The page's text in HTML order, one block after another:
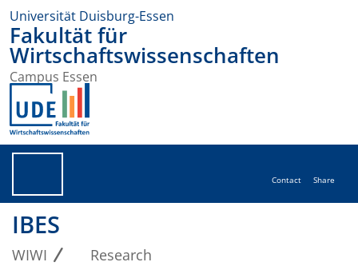
Universität Duisburg-Essen
Fakultät für
Wirtschaftswissenschaften
Campus Essen
Contact Share
IBES
WIWI
Research